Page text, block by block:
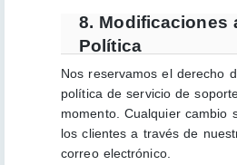
8. Modificaciones
Política
Nos reservamos el derecho
política de servicio de
momento. Cualquier cambio
los clientes a través de
correo electrónico.